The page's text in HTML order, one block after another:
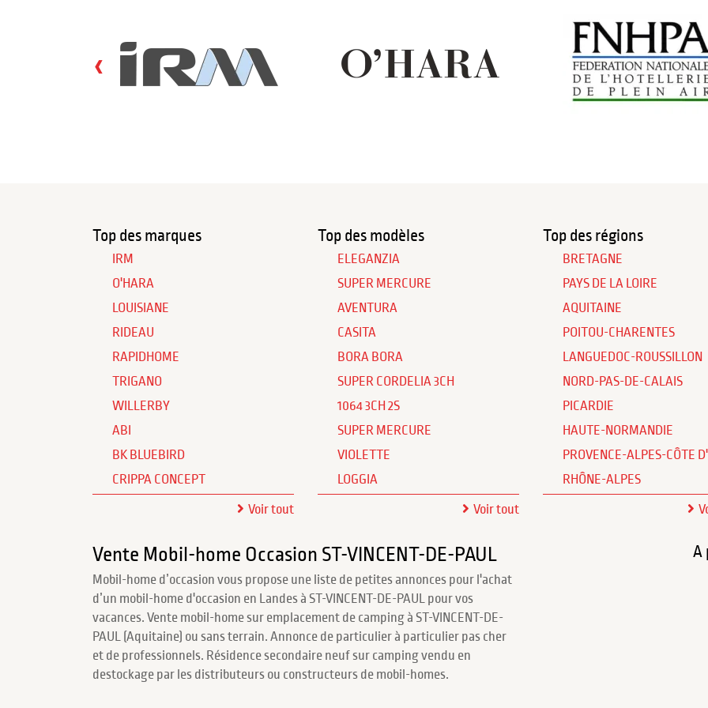
‹
Top des marques
IRM
O'HARA
LOUISIANE
RIDEAU
RAPIDHOME
TRIGANO
WILLERBY
ABI
BK BLUEBIRD
CRIPPA CONCEPT
Voir tout
Top des modèles
ELEGANZIA
SUPER MERCURE
AVENTURA
CASITA
BORA BORA
SUPER CORDELIA 3CH
1064 3CH 2S
SUPER MERCURE
VIOLETTE
LOGGIA
Voir tout
Top des régions
BRETAGNE
PAYS DE LA LOIRE
AQUITAINE
POITOU-CHARENTES
LANGUEDOC-ROUSSILLON
NORD-PAS-DE-CALAIS
PICARDIE
HAUTE-NORMANDIE
PROVENCE-ALPES-CÔTE
RHÔNE-ALPES
Vente Mobil-home Occasion ST-VINCENT-DE-PAUL
Mobil-home d’occasion vous propose une liste de petites annonces pour l'achat
d’un mobil-home d'occasion en Landes à ST-VINCENT-DE-PAUL pour vos
vacances. Vente mobil-home sur emplacement de camping à ST-VINCENT-DE-
PAUL (Aquitaine) ou sans terrain. Annonce de particulier à particulier pas cher
et de professionnels. Résidence secondaire neuf sur camping vendu en
destockage par les distributeurs ou constructeurs de mobil-homes.
A